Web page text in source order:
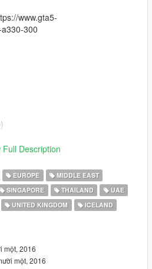
www.gta5-
300
Full Description
EUROPE
MIDDLE EAST
SINGAPORE THAILAND
UAE
UNITED KINGDOM
ICELAND
một, 2016
một, 2016